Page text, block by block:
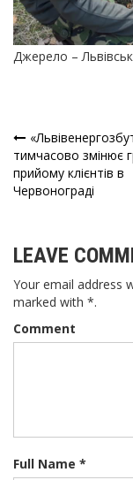
Джерело –
Навігація
записів
тимчасово змінює
прийому клієнтів в
Червонограді
LEAVE
Your email address
marked with *.
Comment
Full Name *